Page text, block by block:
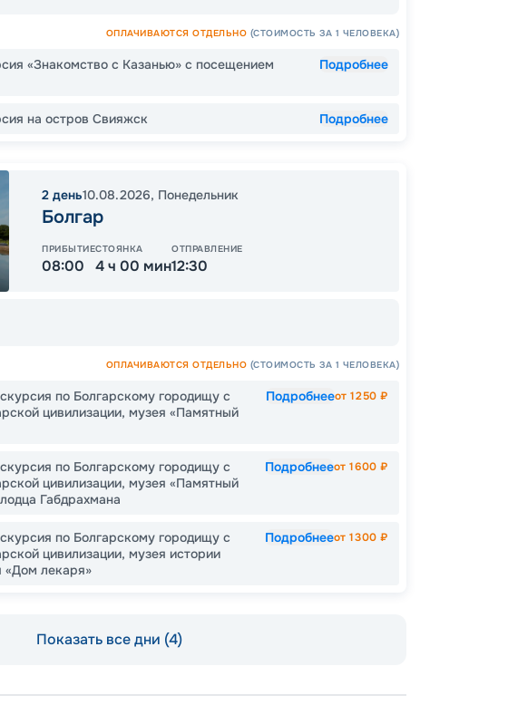
ОПЛАЧИВАЮТСЯ ОТДЕЛЬНО (СТОИМОСТЬ ЗА 1 ЧЕЛОВЕКА)
«Знакомство с Казанью» с посещением
Подробнее
на остров Свияжск Подробнее
2 день10.08.2026, Понедельник
Болгар
ПРИБЫТИЕ
08:00
СТОЯНКА
4 ч 00 мин
ОТПРАВЛЕНИЕ
12:30
ОПЛАЧИВАЮТСЯ ОТДЕЛЬНО (СТОИМОСТЬ ЗА 1 ЧЕЛОВЕКА)
по Болгарскому городищу с
цивилизации, музея «Памятный
Подробнееот1250 ₽
по Болгарскому городищу с
цивилизации, музея «Памятный
Габдрахмана
Подробнееот1600 ₽
по Болгарскому городищу с
цивилизации, музея истории
«Дом лекаря»
Подробнееот1300 ₽
Показать все дни (4)